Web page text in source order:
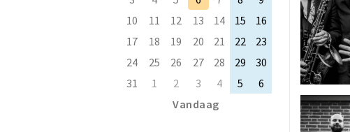
10
11 12 13 14 15
16
17
18 19 20 21 22
23
24
25 26 27 28 29
30
31
1 2 3 4 5
6
Vandaag